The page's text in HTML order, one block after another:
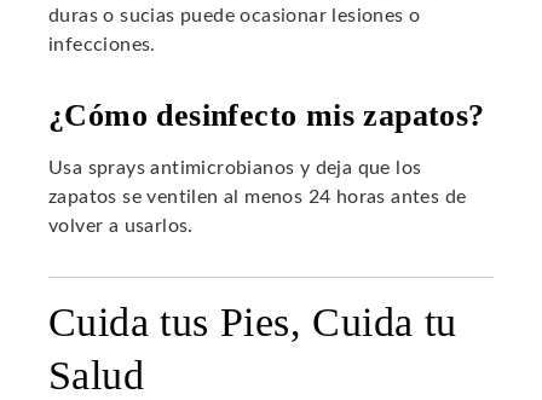
duras o sucias puede ocasionar lesiones o
infecciones.
¿Cómo desinfecto mis zapatos?
Usa sprays antimicrobianos y deja que los
zapatos se ventilen al menos 24 horas antes de
volver a usarlos.
Cuida tus Pies, Cuida tu
Salud